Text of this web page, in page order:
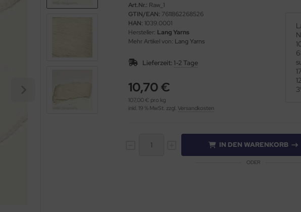
Art.Nr.: Raw_1
GTIN/EAN: 7611862268526
HAN: 1039.0001
Hersteller: Lang Yarns
Mehr Artikel von: Lang Yarns
Lieferzeit: 1-2 Tage
10,70 €
107,00 € pro kg
inkl. 19 % MwSt. zzgl. Versandkosten
IN DEN WARENKORB
ODER